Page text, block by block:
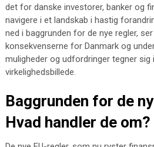
det for danske investorer, banker og
navigere i et landskab i hastig
ned i baggrunden for de nye regler,
konsekvenserne for Danmark og
muligheder og udfordringer tegner sig
virkelighedsbillede.
Baggrunden for de
Hvad handler de om?